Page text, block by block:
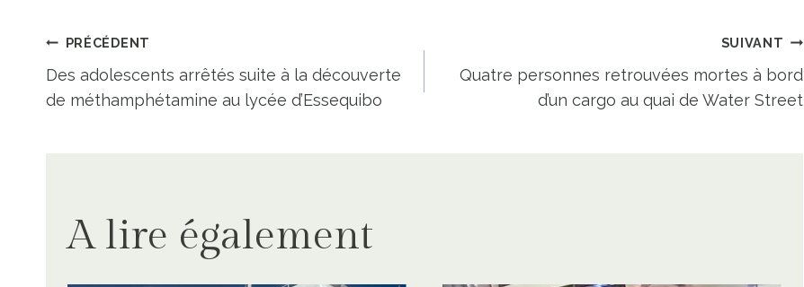
Navigation
de
PRÉCÉDENT
Des adolescents arrêtés suite à la découverte
de méthamphétamine au lycée d’Essequibo
SUIVANT
Quatre personnes retrouvées mortes à bord
d’un cargo au quai de Water Street
A lire également